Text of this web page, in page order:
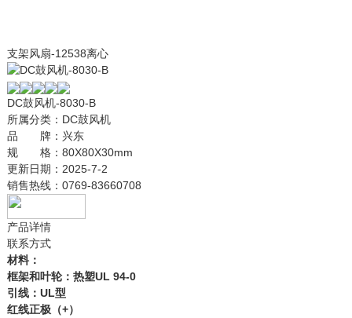
支架风扇-12538离心
DC鼓风机-8030-B
所属分类： DC鼓风机
品 牌： 兴东
规 格： 80X80X30mm
更新日期： 2025-7-2
销售热线： 0769-83660708
产品详情
联系方式
材料：
框架和叶轮：热塑UL 94-0
引线：UL型
红线正极（+）